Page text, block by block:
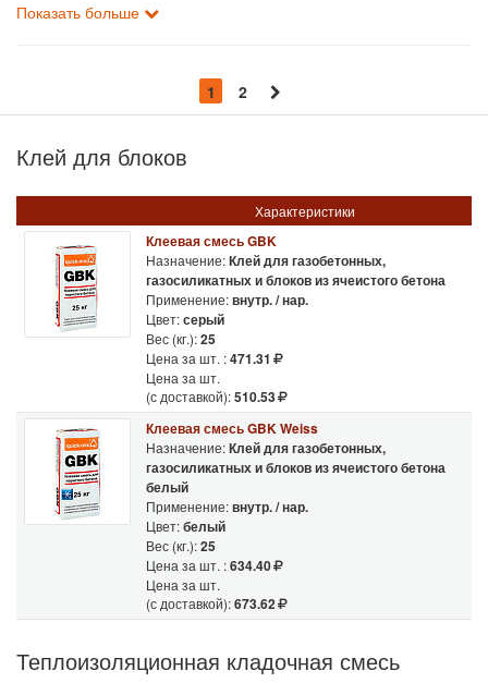
участия в предприятиях, действующих в пяти различных
Люксембурге, Польше, Чехии, Украине и России. Всего в
группу входят 110 предприятий.
Показать больше
1 2
Клей для блоков
Характеристики
Клеевая смесь GBK
Назначение:Клей для газобетонных,
газосиликатных и блоков из ячеистого бетона
Применение:внутр. / нар.
Цвет:серый
Вес (кг.):25
Цена за шт. :471.31
Цена за шт.
(с доставкой):510.53
Клеевая смесь GBK Weiss
Назначение:Клей для газобетонных,
газосиликатных и блоков из ячеистого бетона
белый
Применение:внутр. / нар.
Цвет:белый
Вес (кг.):25
Цена за шт. :634.40
Цена за шт.
(с доставкой):673.62
Теплоизоляционная кладочная смесь